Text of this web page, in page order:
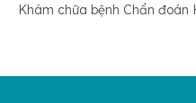
Khám chữa bệnh Chẩn đoán